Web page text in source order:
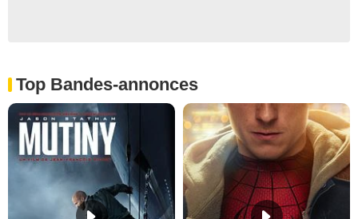
Top Bandes-annonces